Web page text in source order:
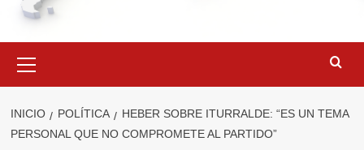
primario
INICIO POLÍTICA
HEBER SOBRE ITURRALDE: “ES UN TEMA
PERSONAL QUE NO COMPROMETE AL PARTIDO”